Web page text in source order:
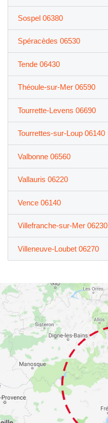
Sospel 06380
Spéracèdes 06530
Tende 06430
Théoule-sur-Mer 06590
Tourrette-Levens 06690
Tourrettes-sur-Loup 06140
Valbonne 06560
Vallauris 06220
Vence 06140
Villefranche-sur-Mer 06230
Villeneuve-Loubet 06270